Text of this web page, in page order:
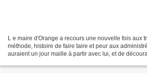
L e maire d'Orange a recours une nouvelle fois aux
méthode, histoire de faire taire et peur aux
auraient un jour maille à partir avec lui, et de